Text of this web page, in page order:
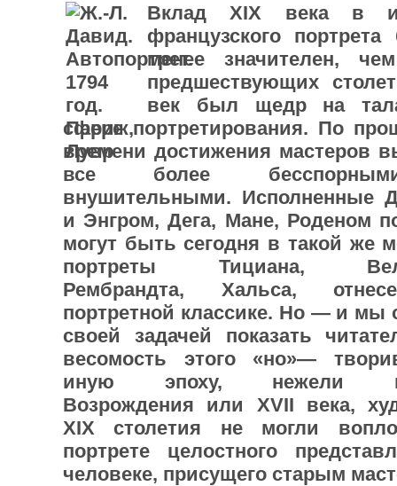
Вклад XIX века в
французского
менее значителен,
предшествующих
век был щедр на
сфере портретирования. По
времени достижения мастеров
все более
внушительными. Исполненные
и Энгром, Дега, Мане, Роденом
могут быть сегодня в такой же
портреты Тициана,
Рембрандта, Хальса,
портретной классике. Но — и мы
своей задачей показать
весомость этого «но»—
иную эпоху, нежели
Возрождения или XVII века,
XIX столетия не могли
портрете целостного
человеке, присущего старым